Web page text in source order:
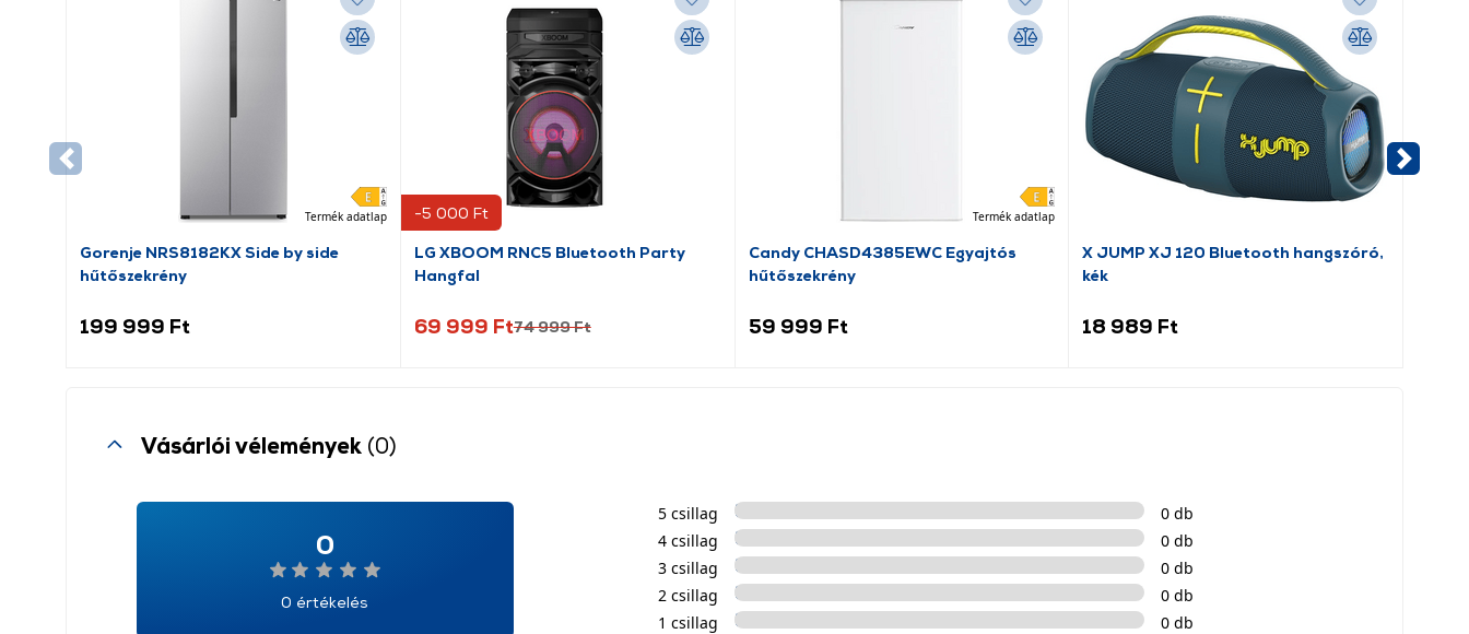
Termék adatlap
Gorenje NRS8182KX Side by side
hűtőszekrény
199 999 Ft
-5 000 Ft
LG XBOOM RNC5 Bluetooth Party
Hangfal
69 999 Ft74 999 Ft
Termék adatlap
Candy CHASD4385EWC Egyajtós
hűtőszekrény
59 999 Ft
X JUMP XJ 120 Bluetooth hangszóró,
kék
18 989 Ft
Vásárlói vélemények (0)
0
0 értékelés
5 csillag
0 db
4 csillag
0 db
3 csillag
0 db
2 csillag
0 db
1 csillag
0 db